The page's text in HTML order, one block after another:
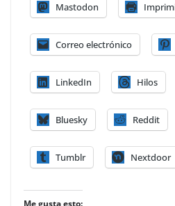
Mastodon
Correo electrónico
LinkedIn Hilos
Bluesky Reddit
Tumblr Nextdoor